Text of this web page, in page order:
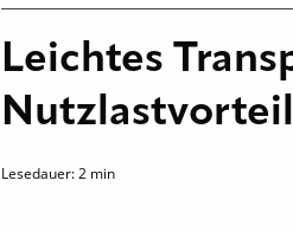
Leichtes
Lesedauer:2 min